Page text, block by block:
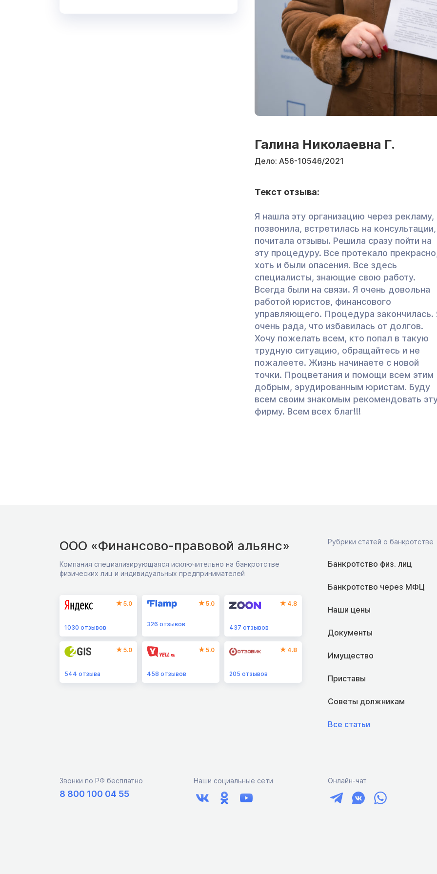
Галина Николаевна Г.
Дело: А56-10546/2021
Текст отзыва:
Я нашла эту организацию через рекламу,
позвонила, встретилась на консультации,
почитала отзывы. Решила сразу пойти на
эту процедуру. Все протекало
хоть и были опасения. Все здесь
специалисты, знающие свою работу.
Всегда были на связи. Я очень довольна
работой юристов, финансового
управляющего. Процедура закончилась.
очень рада, что избавилась от долгов.
Хочу пожелать всем, кто попал в такую
трудную ситуацию, обращайтесь и не
пожалеете. Жизнь начинаете с новой
точки. Процветания и помощи всем этим
добрым, эрудированным юристам. Буду
всем своим знакомым рекомендовать
фирму. Всем всех благ!!!
ООО «Финансово-правовой альянс»
Компания специализирующаяся исключительно на банкротстве
физических лиц и индивидуальных предпринимателей
5.0
1030 отзывов
5.0
326 отзывов
4.8
437 отзывов
5.0
544 отзыва
5.0
458 отзывов
4.8
205 отзывов
Рубрики статей о банкротстве
Банкротство физ. лиц
Банкротство через МФЦ
Наши цены
Документы
Имущество
Приставы
Советы должникам
Все статьи
Звонки по РФ бесплатно
8 800 100 04 55
Наши социальные сети Онлайн-чат